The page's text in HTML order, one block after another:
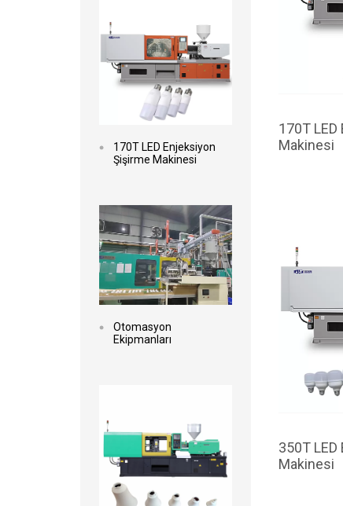
170T LED Enjeksiyon
Şişirme Makinesi
Otomasyon
Ekipmanları
170T
Makinesi
350T
Makinesi